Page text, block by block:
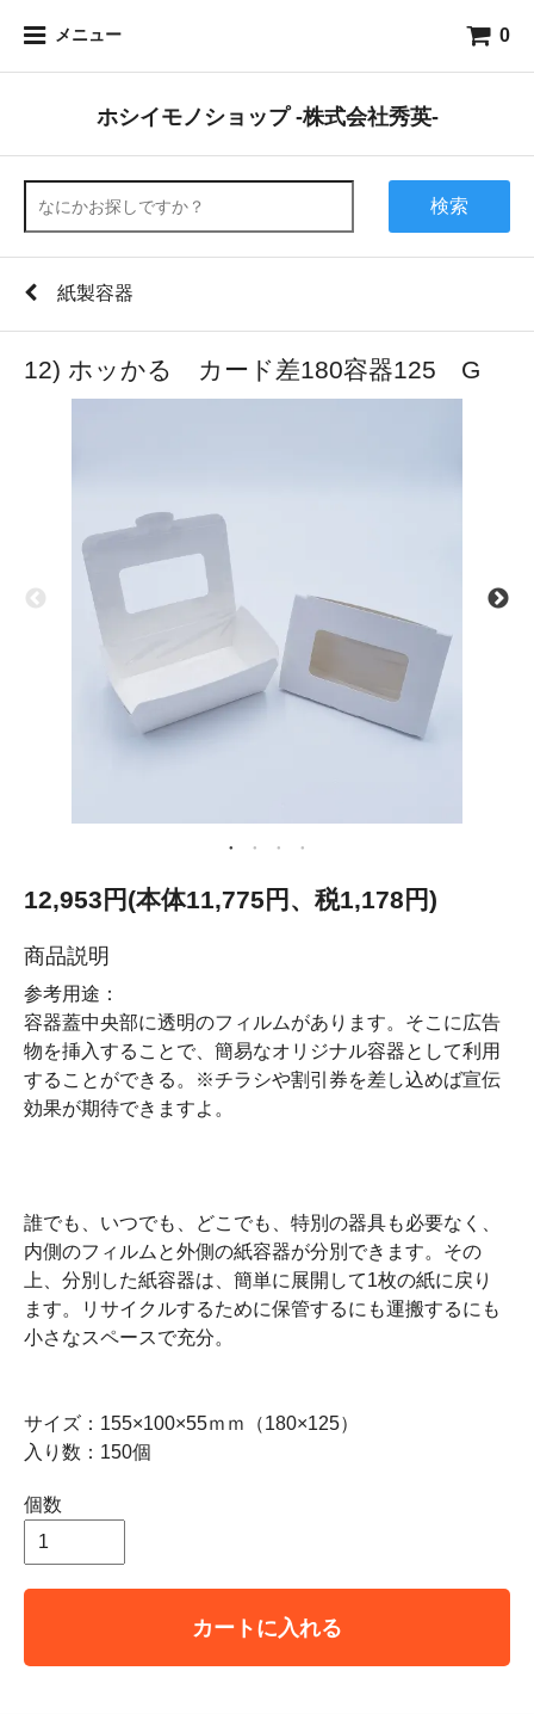
メニュー 0
ホシイモノショップ -株式会社秀英-
検索
紙製容器
12) ホッかる カード差180容器125 G
12,953円(本体11,775円、税1,178円)
商品説明
参考用途：
容器蓋中央部に透明のフィルムがあります。そこに広告
物を挿入することで、簡易なオリジナル容器として利用
することができる。※チラシや割引券を差し込めば宣伝
効果が期待できますよ。
誰でも、いつでも、どこでも、特別の器具も必要なく、
内側のフィルムと外側の紙容器が分別できます。その
上、分別した紙容器は、簡単に展開して1枚の紙に戻り
ます。リサイクルするために保管するにも運搬するにも
小さなスペースで充分。
サイズ：155×100×55ｍｍ（180×125）
入り数：150個
個数
カートに入れる